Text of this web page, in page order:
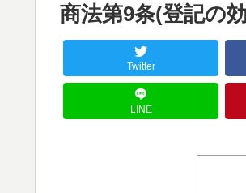
商法第9条(登記の
Twitter
LINE